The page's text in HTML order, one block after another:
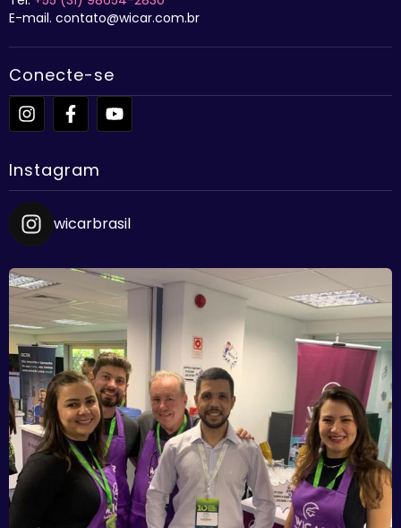
E-mail. contato@wicar.com.br
Conecte-se
Instagram
wicarbrasil